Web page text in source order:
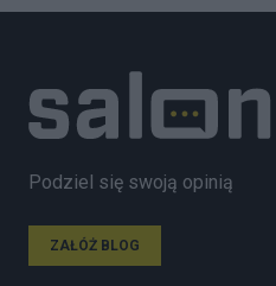
Podziel się swoją opinią
ZAŁÓŻ BLOG